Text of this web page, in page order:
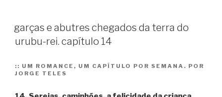
terra
do
rei.
capítulo
garças e abutres chegados da terra do
urubu-rei. capítulo 14
:: UM ROMANCE, UM CAPÍTULO POR SEMANA. POR
JORGE TELES